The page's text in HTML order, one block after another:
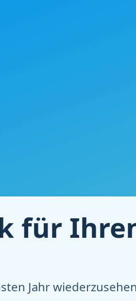
für
Jahr